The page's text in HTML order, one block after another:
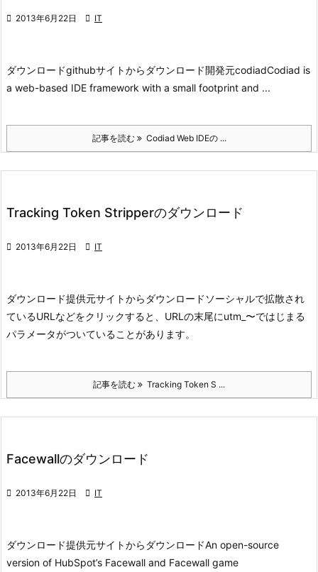
 2013年6月22日  IT
ダウンロードgithubサイトからダウンロード開発元codiadCodiad is
a web-based IDE framework with a small footprint and ...
記事を読む Codiad Web IDEの ...
Tracking Token Stripperのダウンロード
 2013年6月22日  IT
ダウンロード提供元サイトからダウンロード ソーシャルで拡散され
ているURLなどをクリックすると、URLの末尾にutm_〜ではじまる
パラメータがついていることがあります。
記事を読む Tracking Token S ...
Facewallのダウンロード
 2013年6月22日  IT
ダウンロード提供元サイトからダウンロードAn open-source
version of HubSpot’s Facewall and Facewall game